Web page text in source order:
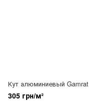
Кут алюминиевый Gamrat
305 грн/м²